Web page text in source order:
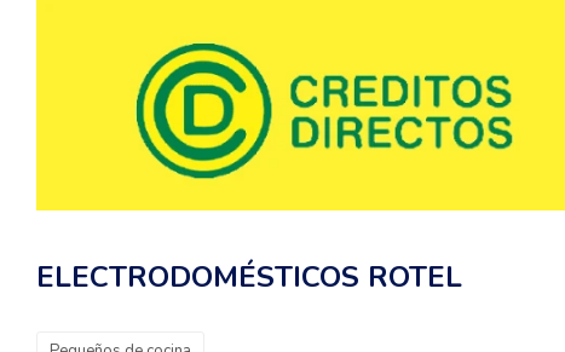
ELECTRODOMÉSTICOS ROTEL